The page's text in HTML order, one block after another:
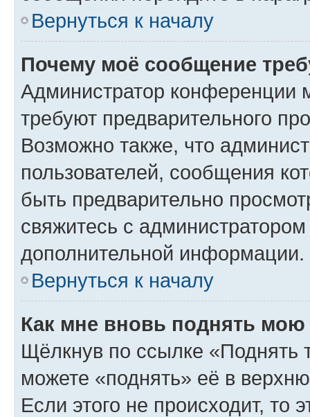
Вернуться к началу
Почему моё сообщение
Администратор конференции
требуют предварительного
Возможно также, что
пользователей, сообщения
быть предварительно
свяжитесь с
дополнительной информации.
Вернуться к началу
Как мне вновь поднять мою
Щёлкнув по ссылке «Поднять
можете «поднять» её в
Если этого не происходит, то